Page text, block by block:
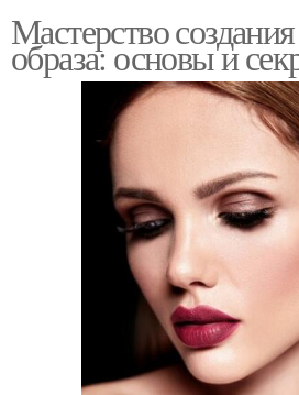
Мастерство
образа: основы и